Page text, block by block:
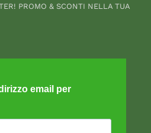
PROMO & SCONTI NELLA TUA
email per